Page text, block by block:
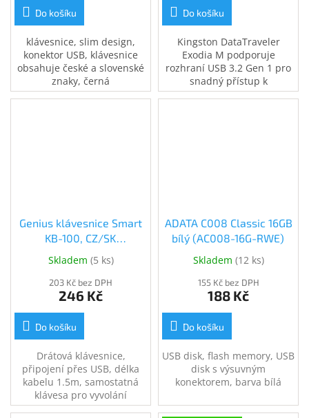
Do košíku
klávesnice, slim design,
konektor USB, klávesnice
obsahuje české a slovenské
znaky, černá
Do košíku
Kingston DataTraveler
Exodia M podporuje
rozhraní USB 3.2 Gen 1 pro
snadný přístup k
notebookům, stolním
Genius klávesnice Smart
KB-100, CZ/SK
Skladem (5 ks)
203 Kč bez DPH
246 Kč
Do košíku
Drátová klávesnice,
připojení přes USB, délka
kabelu 1.5m, samostatná
klávesa pro vyvolání
Microsoft Copilot, české
ADATA C008 Classic 16GB
bílý (AC008-16G-RWE)
Skladem (12 ks)
155 Kč bez DPH
188 Kč
Do košíku
USB disk, flash memory, USB
disk s výsuvným
konektorem, barva bílá